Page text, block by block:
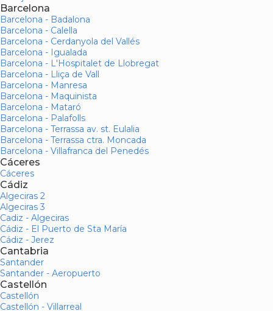
Barcelona
Barcelona - Badalona
Barcelona - Calella
Barcelona - Cerdanyola del Vallés
Barcelona - Igualada
Barcelona - L'Hospitalet de Llobregat
Barcelona - Lliça de Vall
Barcelona - Manresa
Barcelona - Maquinista
Barcelona - Mataró
Barcelona - Palafolls
Barcelona - Terrassa av. st. Eulalia
Barcelona - Terrassa ctra. Moncada
Barcelona - Villafranca del Penedés
Cáceres
Cáceres
Cádiz
Algeciras 2
Algeciras 3
Cadiz - Algeciras
Cádiz - El Puerto de Sta María
Cádiz - Jerez
Cantabria
Santander
Santander - Aeropuerto
Castellón
Castellón
Castellón - Villarreal